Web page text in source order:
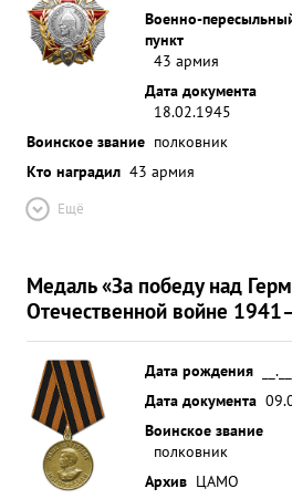
Военно-
пункт
43 армия
Дата документа
18.02.1945
Воинское звание полковник
Кто наградил 43 армия
Ещё
Медаль «За победу над
Отечественной войне
Дата рождения
Дата документа
Воинское звание
полковник
Архив ЦАМО